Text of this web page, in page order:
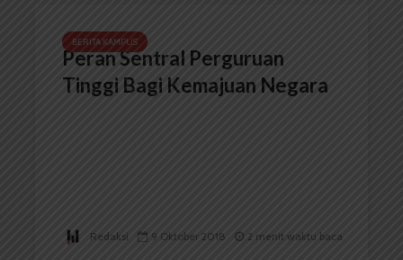
BERITA KAMPUS
Peran Sentral Perguruan
Tinggi Bagi Kemajuan Negara
Redaksi 9 Oktober 2018 2 menit waktu baca